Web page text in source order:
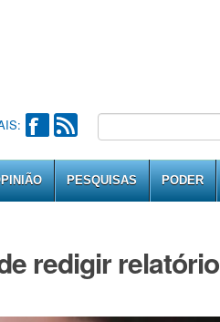
PESQUISAS PODER
redigir relatório